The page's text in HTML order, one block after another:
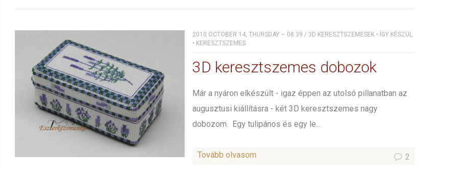
2010 OCTOBER 14, THURSDAY – 08:39 / 3D KERESZTSZEMESEK • ÍGY KÉSZÜL
• KERESZTSZEMES
3D keresztszemes dobozok
Már a nyáron elkészült - igaz éppen az utolsó pillanatban az
augusztusi kiállításra - két 3D keresztszemes nagy
dobozom. Egy tulipános és egy le...
Tovább olvasom 2